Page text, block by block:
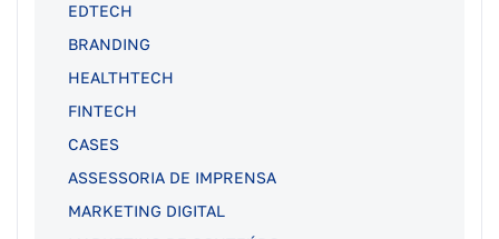
EDTECH
BRANDING
HEALTHTECH
FINTECH
CASES
ASSESSORIA DE IMPRENSA
MARKETING DIGITAL